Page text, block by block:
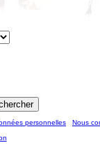
personnelles
Nous